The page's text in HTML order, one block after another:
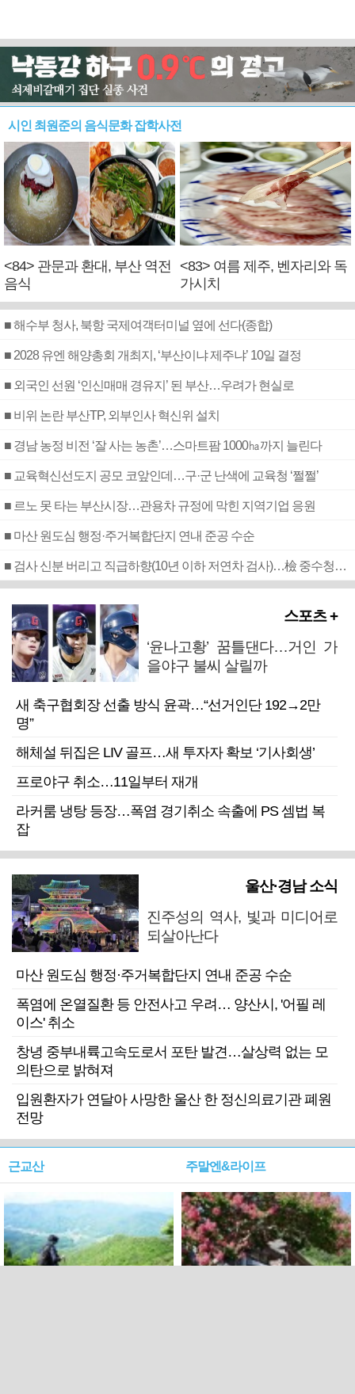
시인 최원준의 음식문화 잡학사전
<84> 관문과 환대, 부산 역전
음식
<83> 여름 제주, 벤자리와 독
가시치
■ 해수부 청사, 북항 국제여객터미널 옆에 선다(종합)
■ 2028 유엔 해양총회 개최지, ‘부산이냐 제주냐’ 10일 결정
■ 외국인 선원 ‘인신매매 경유지’ 된 부산…우려가 현실로
■ 비위 논란 부산TP, 외부인사 혁신위 설치
■ 경남 농정 비전 ‘잘 사는 농촌’…스마트팜 1000㏊까지 늘린다
■ 교육혁신선도지 공모 코앞인데…구·군 난색에 교육청 ‘쩔쩔’
■ 르노 못 타는 부산시장…관용차 규정에 막힌 지역기업 응원
■ 마산 원도심 행정·주거복합단지 연내 준공 수순
■ 검사 신분 버리고 직급하향(10년 이하 저연차 검사)…檢 중수청행 기피
스포츠 +
‘윤나고황’ 꿈틀댄다…거인 가
을야구 불씨 살릴까
새 축구협회장 선출 방식 윤곽…“선거인단 192→2만
명”
해체설 뒤집은 LIV 골프…새 투자자 확보 ‘기사회생’
프로야구 취소…11일부터 재개
라커룸 냉탕 등장…폭염 경기취소 속출에 PS 셈법 복
잡
울산·경남 소식
진주성의 역사, 빛과 미디어로
되살아난다
마산 원도심 행정·주거복합단지 연내 준공 수순
폭염에 온열질환 등 안전사고 우려… 양산시, '어필 레
이스' 취소
창녕 중부내륙고속도로서 포탄 발견…살상력 없는 모
의탄으로 밝혀져
입원환자가 연달아 사망한 울산 한 정신의료기관 폐원
전망
근교산 주말엔&라이프